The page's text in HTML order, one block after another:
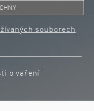
podmínky
souborech
o vaření